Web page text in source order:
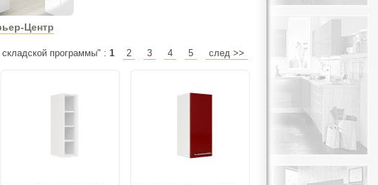
Центр
программы" : 1 2 3 4 5 след >>